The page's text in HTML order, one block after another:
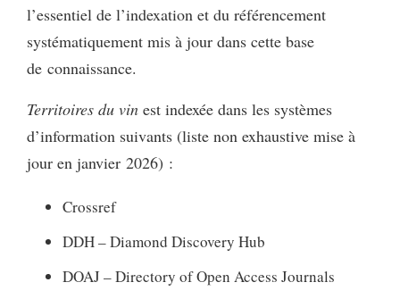
l’essentiel de l’indexation et du référencement
systématiquement mis à jour dans cette base
de connaissance.
Territoires du vin est indexée dans les systèmes
d’information suivants (liste non exhaustive mise à
jour en janvier 2026) :
Crossref
DDH – Diamond Discovery Hub
DOAJ – Directory of Open Access Journals